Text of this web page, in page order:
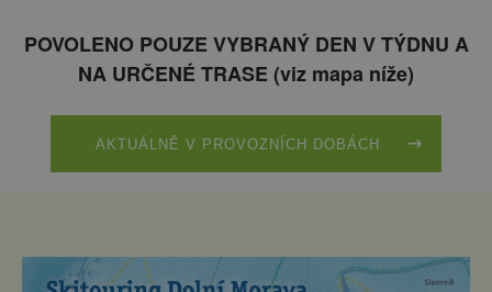
POVOLENO POUZE VYBRANÝ DEN V TÝDNU A
NA URČENÉ TRASE (viz mapa níže)
AKTUÁLNĚ V PROVOZNÍCH DOBÁCH